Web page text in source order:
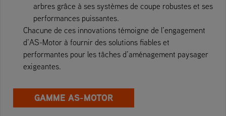
arbres grâce à ses systèmes de coupe robustes et ses
performances puissantes.
Chacune de ces innovations témoigne de l’engagement
d’AS-Motor à fournir des solutions fiables et
performantes pour les tâches d’aménagement paysager
exigeantes.
GAMME AS-MOTOR